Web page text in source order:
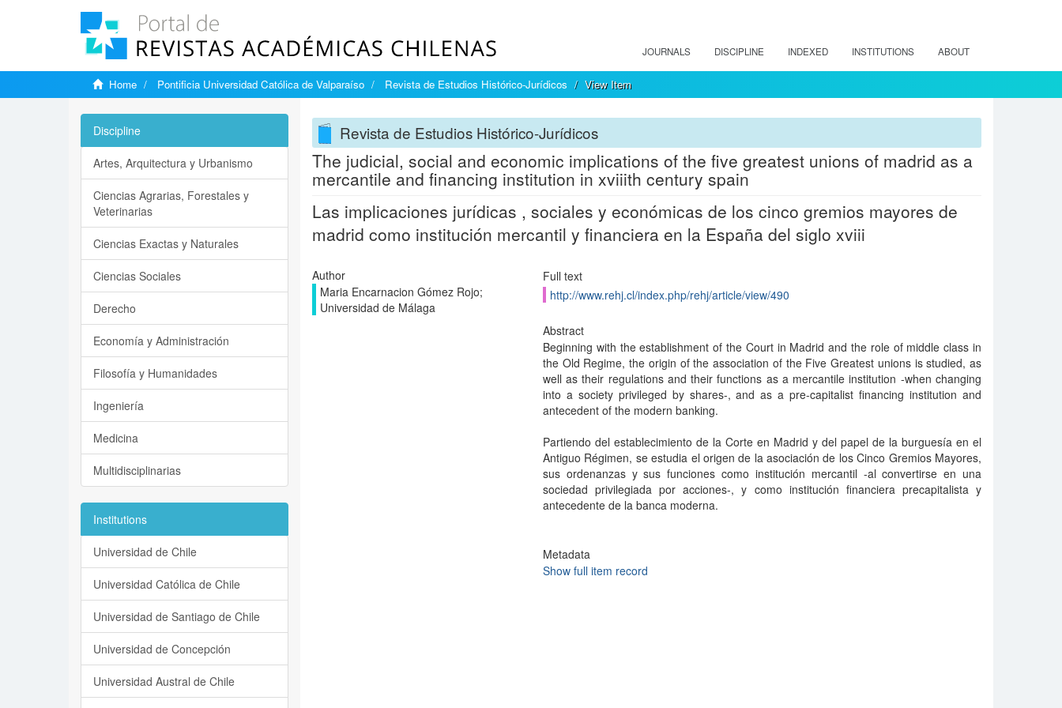
JOURNALS DISCIPLINE INDEXED INSTITUTIONS ABOUT
Home Pontificia Universidad Católica de Valparaíso Revista de Estudios Histórico-Jurídicos View Item
Revista de Estudios Histórico-Jurídicos
The judicial, social and economic implications of the five greatest unions of madrid as a
mercantile and financing institution in xviiith century spain
Las implicaciones jurídicas , sociales y económicas de los cinco gremios mayores de
madrid como institución mercantil y financiera en la España del siglo xviii
Author
Maria Encarnacion Gómez Rojo;
Universidad de Málaga
Full text
http://www.rehj.cl/index.php/rehj/article/view/490
Abstract
Beginning with the establishment of the Court in Madrid and the role of middle class in
the Old Regime, the origin of the association of the Five Greatest unions is studied, as
well as their regulations and their functions as a mercantile institution -when changing
into a society privileged by shares-, and as a pre-capitalist financing institution and
antecedent of the modern banking.
Partiendo del establecimiento de la Corte en Madrid y del papel de la burguesía en el
Antiguo Régimen, se estudia el origen de la asociación de los Cinco Gremios Mayores,
sus ordenanzas y sus funciones como institución mercantil -al convertirse en una
sociedad privilegiada por acciones-, y como institución financiera precapitalista y
antecedente de la banca moderna.
Metadata
Show full item record
Discipline
Artes, Arquitectura y Urbanismo
Ciencias Agrarias, Forestales y
Veterinarias
Ciencias Exactas y Naturales
Ciencias Sociales
Derecho
Economía y Administración
Filosofía y Humanidades
Ingeniería
Medicina
Multidisciplinarias
Institutions
Universidad de Chile
Universidad Católica de Chile
Universidad de Santiago de Chile
Universidad de Concepción
Universidad Austral de Chile